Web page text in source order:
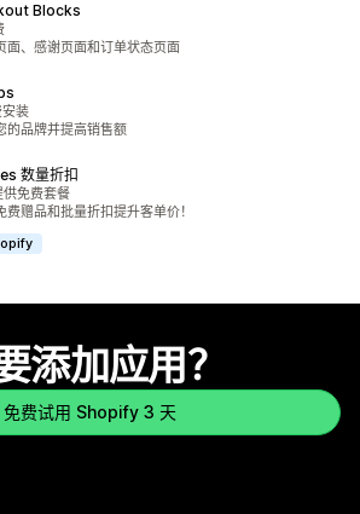
Blocks
面、感谢页面和订单状态页面
装
的品牌并提高销售额
数量折扣
）
供免费套餐
赠品和批量折扣提升客单价！
添加应用？
免费试用 Shopify 3 天